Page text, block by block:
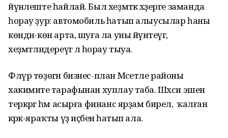
йүнәлеште һайлай. Был хеҙмәткә хәҙерге заманда
һорау ҙур: автомобиль һатып алыусылар һаны
көндән-көн арта, шуға ла уны йүнәтеүгә,
хеҙмәтләндереүгә лә һорау тыуа.
Флүр төҙөгән бизнес-план Мәсетле районы
хакимиәте тарафынан хуплау таба. Шәхси эшен
теркәргә һәм асырға финанс ярҙам бирелә, ә ҡалған
кәрәк-яраҡты үҙ иҫәбенә һатып ала.